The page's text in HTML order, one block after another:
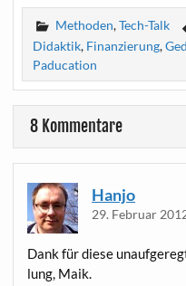
Methoden,Tech-Talk
Didaktik, Finanzierung,
Paducation
8 Kommentare
Hanjo
29. Februar
Dank für die­se
lung, Maik.